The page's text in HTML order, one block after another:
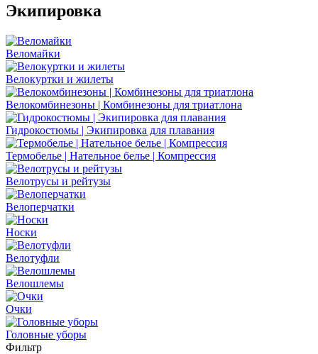
Экипировка
Веломайки
Велокуртки и жилеты
Велокомбинезоны | Комбинезоны для триатлона
Гидрокостюмы | Экипировка для плавания
Термобелье | Нательное белье | Компрессия
Велотрусы и рейтузы
Велоперчатки
Носки
Велотуфли
Велошлемы
Очки
Головные уборы
Фильтр